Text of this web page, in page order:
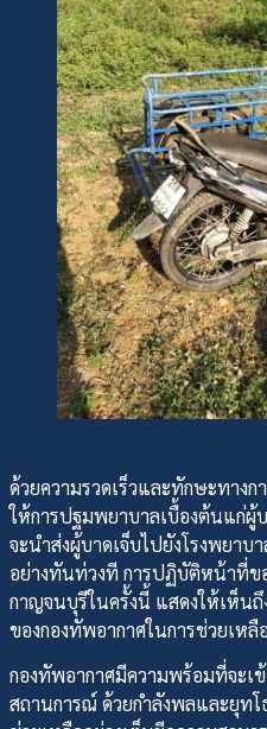
ด้วยความรวดเร็วและทักษะทาง
ให้การปฐมพยาบาลเบื้องต้นแก่ผู้
จะนำส่งผู้บาดเจ็บไปยังโรงพยาบ
อย่างทันท่วงที การปฏิบัติหน้าที่ข
กาญจนบุรีในครั้งนี้ แสดงให้เห็น
ของกองทัพอากาศในการช่วยเห
กองทัพอากาศมีความพร้อมที่จะเ
สถานการณ์ ด้วยกำลังพลและยุท